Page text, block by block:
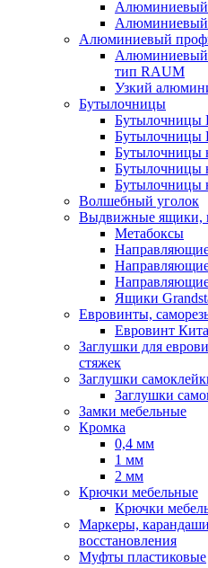
Алюминиевый
Алюминиевый
Алюминиевый
тип RAUM
Узкий
Бутылочницы
Бутылочницы
Бутылочницы
Бутылочницы
Бутылочницы
Бутылочницы
Волшебный уголок
Выдвижные ящики,
Метабоксы
Ящики
Евровинты,
Евровинт
Заглушки для
стяжек
Заглушки
Заглушки
Замки мебельные
Кромка
0,4 мм
1 мм
2 мм
Крючки мебельные
Крючки
Маркеры,
восстановления
Муфты пластиковые